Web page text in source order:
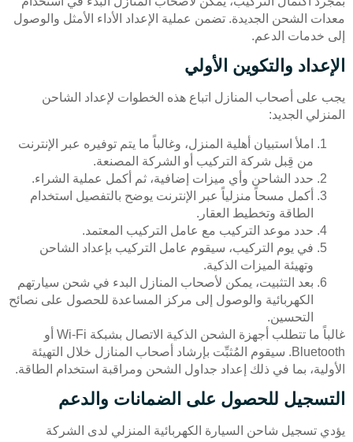
معدات الشحن الجديدة. تضمن عملية الإعداد الأداء الأمثل والوصول
إلى خدمات الدعم.
الإعداد والتكوين الأولي
يجب على أصحاب المنازل اتباع هذه الخطوات لإعداد الشاحن
المنزلي الجديد:
املأ استبيان أهلية المنزل، وغالباً ما يتم توفيره عبر الإنترنت
من قِبل شركة التركيب أو الشركة المصنعة.
حدد الشاحن وأي ميزات إضافية، ثم أكمل عملية الشراء.
أكمل مسحاً منزلياً عبر الإنترنت يوضح بالتفصيل استخدام
الطاقة وتخطيط العقار.
حدد موعد التركيب مع عامل التركيب المعتمد.
في يوم التركيب، سيقوم عامل التركيب بإعداد الشاحن
وتهيئة الميزات الذكية.
بعد التثبيت، يمكن لأصحاب المنازل البدء في شحن سيارتهم
الكهربائية والوصول إلى مركز المساعدة للحصول على نصائح
التحسين.
غالباً ما تتطلب أجهزة الشحن الذكية الاتصال بشبكة Wi-Fi أو
Bluetooth. سيقوم المُثبِّت بإرشاد أصحاب المنازل خلال التهيئة
الأولية، بما في ذلك إعداد جداول الشحن ومراقبة استخدام الطاقة.
التسجيل للحصول على الضمانات والدعم
يؤدي تسجيل شاحن السيارة الكهربائية المنزلي لدى الشركة